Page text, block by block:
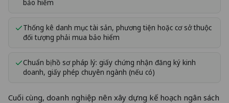
bảo hiểm
Thống kê danh mục tài sản, phương tiện hoặc cơ sở thuộc
đối tượng phải mua bảo hiểm
Chuẩn bị hồ sơ pháp lý: giấy chứng nhận đăng ký kinh
doanh, giấy phép chuyên ngành (nếu có)
Cuối cùng, doanh nghiệp nên xây dựng kế hoạch ngân sách